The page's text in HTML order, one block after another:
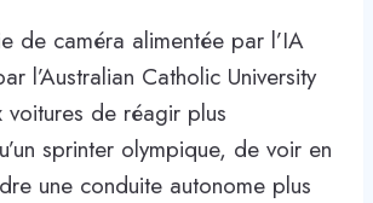
de caméra alimentée par l’IA
l’Australian Catholic University
voitures de réagir plus
sprinter olympique, de voir en
une conduite autonome plus